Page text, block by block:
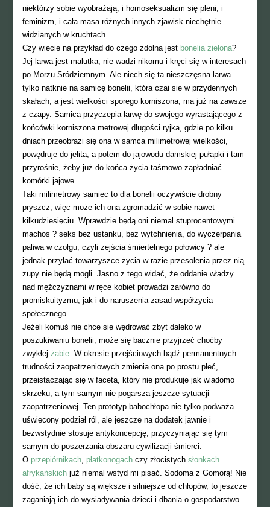
niektórzy sobie wyobrażają, i homoseksualizm się pleni, i
feminizm, i cała masa różnych innych zjawisk niechętnie
widzianych w kruchtach.
Czy wiecie na przykład do czego zdolna jest bonelia zielona?
Jej larwa jest malutka, nie wadzi nikomu i kręci się w interesach
po Morzu Sródziemnym. Ale niech się ta nieszczęsna larwa
tylko natknie na samicę bonelii, która czai się w przydennych
skałach, a jest wielkości sporego korniszona, ma już na zawsze
z czapy. Samica przyczepia larwę do swojego wyrastającego z
końcówki korniszona metrowej długości ryjka, gdzie po kilku
dniach przeobrazi się ona w samca milimetrowej wielkości,
powędruje do jelita, a potem do jajowodu damskiej pułapki i tam
przyrośnie, żeby już do końca życia taśmowo zapładniać
komórki jajowe.
Taki milimetrowy samiec to dla bonelii oczywiście drobny
pryszcz, więc może ich ona zgromadzić w sobie nawet
kilkudziesięciu. Wprawdzie będą oni niemal stuprocentowymi
machos ? seks bez ustanku, bez wytchnienia, do wyczerpania
paliwa w czołgu, czyli zejścia śmiertelnego połowicy ? ale
jednak przylać towarzyszce życia w razie przesolenia przez nią
zupy nie będą mogli. Jasno z tego widać, że oddanie władzy
nad mężczyznami w ręce kobiet prowadzi zarówno do
promiskuityzmu, jak i do naruszenia zasad współżycia
społecznego.
Jeżeli komuś nie chce się wędrować zbyt daleko w
poszukiwaniu bonelii, może się bacznie przyjrzeć choćby
zwykłejżabie . W okresie przejściowych bądź permanentnych
trudności zaopatrzeniowych zmienia ona po prostu płeć,
przeistaczając się w faceta, który nie produkuje jak wiadomo
skrzeku, a tym samym nie pogarsza jeszcze sytuacji
zaopatrzeniowej. Ten prototyp babochłopa nie tylko podważa
uświęcony podział ról, ale jeszcze na dodatek jawnie i
bezwstydnie stosuje antykoncepcję, przyczyniając się tym
samym do poszerzania obszaru cywilizacji śmierci.
O przepiórnikach płatkonogach czy złocistychsłonkach
afrykańskich już niemal wstyd mi pisać. Sodoma z Gomorą! Nie
dość, że ich baby są większe i silniejsze od chłopów, to jeszcze
zaganiają ich do wysiadywania dzieci i dbania o gospodarstwo